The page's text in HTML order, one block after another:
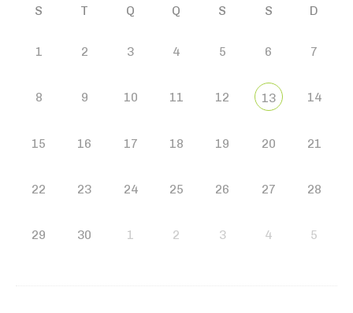
S T Q Q S S D
1 2 3 4 5 6 7
8 9 10 11 12 13 14
15 16 17 18 19 20 21
22 23 24 25 26 27 28
29 30 1 2 3 4 5